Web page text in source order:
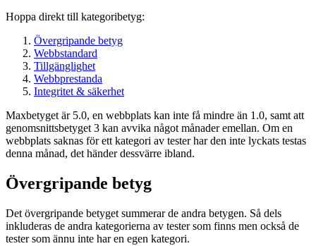
Hoppa direkt till kategoribetyg:
Övergripande betyg
Webbstandard
Tillgänglighet
Webbprestanda
Integritet & säkerhet
Maxbetyget är 5.0, en webbplats kan inte få mindre än 1.0, samt att
genomsnittsbetyget 3 kan avvika något månader emellan. Om en
webbplats saknas för ett kategori av tester har den inte lyckats testas
denna månad, det händer dessvärre ibland.
Övergripande betyg
Det övergripande betyget summerar de andra betygen. Så dels
inkluderas de andra kategorierna av tester som finns men också de
tester som ännu inte har en egen kategori.